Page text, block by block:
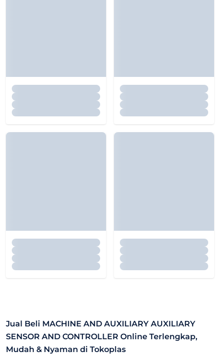
Jual Beli MACHINE AND AUXILIARY AUXILIARY
SENSOR AND CONTROLLER Online Terlengkap,
Mudah & Nyaman di Tokoplas